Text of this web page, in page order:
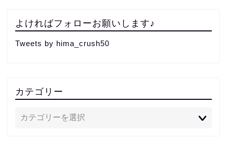
よければフォローお願いします♪
Tweets by hima_crush50
カテゴリー